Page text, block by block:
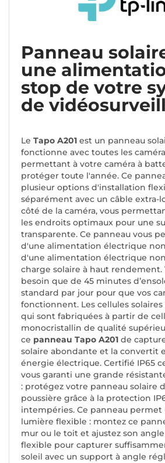
Panneau
une
stop de votre
de
Le Tapo A201 est un panneau
fonctionne avec toutes les
permettant à votre caméra à
protéger toute l'année. Ce
plusieur options d'installation
séparément avec un câble extra-
côté de la caméra, vous
les endroits optimaux pour une
transparente. Ce panneau vous
d'une alimentation électrique
d'une alimentation électrique
charge solaire à haut rendement.
besoin que de 45 minutes
standard par jour pour que vos
fonctionnent. Les cellules
qui sont fabriquées à partir de
monocristallin de qualité
ce panneau Tapo A201 de
solaire abondante et la convertit
énergie électrique. Certifié IP65
vous garanti une grande
: protégez votre panneau solaire
poussière grâce à la protection
intempéries. Ce panneau permet
lumière flexible : montez ce
mur ou le toit et ajustez son
flexible pour capturer
soleil avec un support à angle